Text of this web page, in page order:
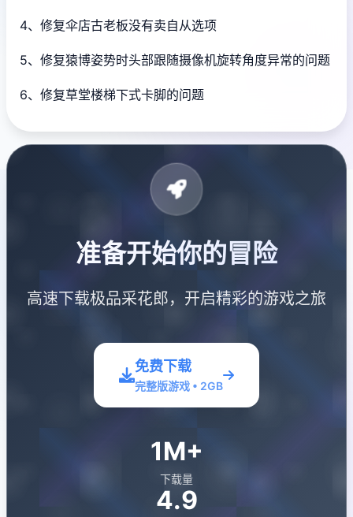
4、修复伞店古老板没有卖自从选项
5、修复猿博姿势时头部跟随摄像机旋转角度异常的问题
6、修复草堂楼梯下式卡脚的问题
准备开始你的冒险
高速下载极品采花郎，开启精彩的游戏之旅
免费下载
完整版游戏 • 2GB
1M+
下载量
4.9